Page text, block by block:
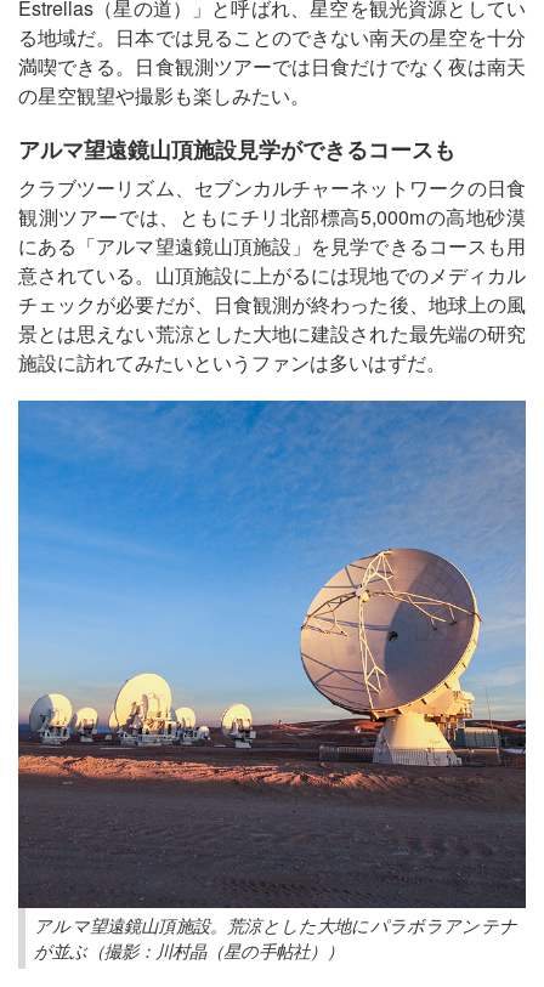
Estrellas（星の道）」と呼ばれ、星空を観光資源としてい
る地域だ。日本では見ることのできない南天の星空を十分
満喫できる。日食観測ツアーでは日食だけでなく夜は南天
の星空観望や撮影も楽しみたい。
アルマ望遠鏡山頂施設見学ができるコースも
クラブツーリズム、セブンカルチャーネットワークの日食
観測ツアーでは、ともにチリ北部標高5,000mの高地砂漠
にある「アルマ望遠鏡山頂施設」を見学できるコースも用
意されている。山頂施設に上がるには現地でのメディカル
チェックが必要だが、日食観測が終わった後、地球上の風
景とは思えない荒涼とした大地に建設された最先端の研究
施設に訪れてみたいというファンは多いはずだ。
アルマ望遠鏡山頂施設。荒涼とした大地にパラボラアンテナ
が並ぶ（撮影：川村晶（星の手帖社））